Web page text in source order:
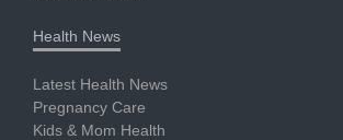
Health News
Latest Health News
Pregnancy Care
Kids & Mom Health